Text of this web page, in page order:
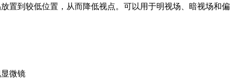
置到较低位置，从而降低视点。可以用于明视场、暗视场和偏